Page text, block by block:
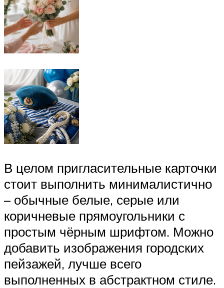
В целом пригласительные карточки
стоит выполнить минималистично
– обычные белые, серые или
коричневые прямоугольники с
простым чёрным шрифтом. Можно
добавить изображения городских
пейзажей, лучше всего
выполненных в абстрактном стиле.